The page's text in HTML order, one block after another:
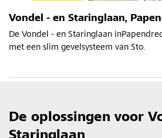
Vondel - en Staringlaan,
De Vondel - en Staringlaan
met een slim gevelsysteem van Sto.
De oplossingen voor